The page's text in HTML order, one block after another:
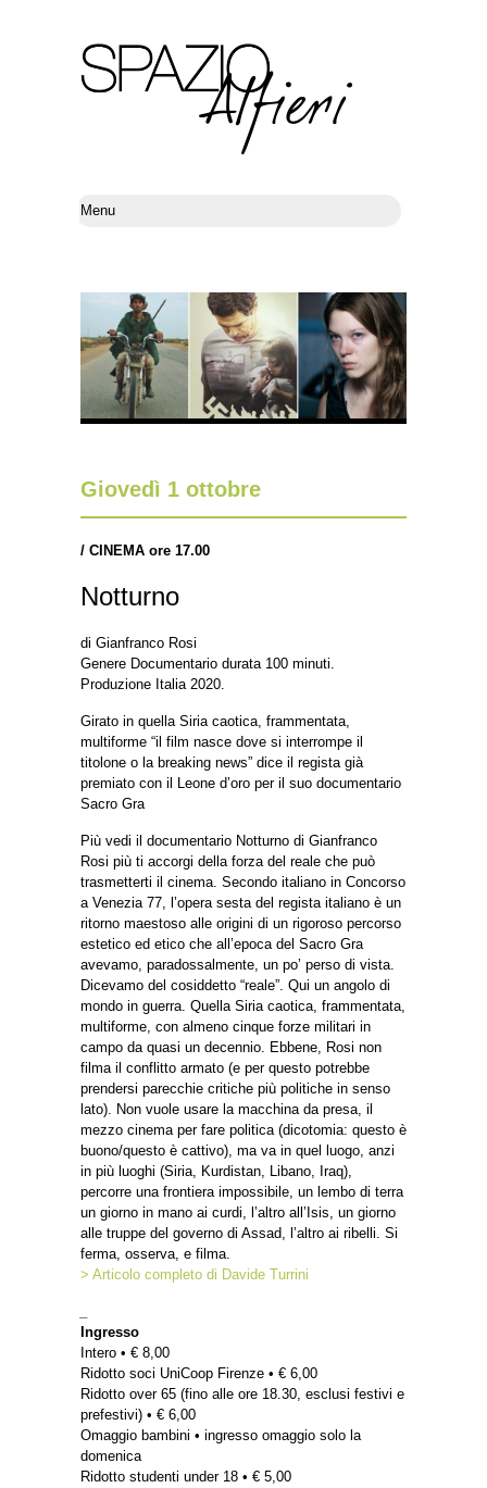
Giovedì 1 ottobre
/ CINEMA ore 17.00
Notturno
di Gianfranco Rosi
Genere Documentario durata 100 minuti.
Produzione Italia 2020.
Girato in quella Siria caotica, frammentata,
multiforme “il film nasce dove si interrompe il
titolone o la breaking news” dice il regista già
premiato con il Leone d’oro per il suo documentario
Sacro Gra
Più vedi il documentario Notturno di Gianfranco
Rosi più ti accorgi della forza del reale che può
trasmetterti il cinema. Secondo italiano in Concorso
a Venezia 77, l’opera sesta del regista italiano è un
ritorno maestoso alle origini di un rigoroso percorso
estetico ed etico che all’epoca del Sacro Gra
avevamo, paradossalmente, un po’ perso di vista.
Dicevamo del cosiddetto “reale”. Qui un angolo di
mondo in guerra. Quella Siria caotica, frammentata,
multiforme, con almeno cinque forze militari in
campo da quasi un decennio. Ebbene, Rosi non
filma il conflitto armato (e per questo potrebbe
prendersi parecchie critiche più politiche in senso
lato). Non vuole usare la macchina da presa, il
mezzo cinema per fare politica (dicotomia: questo è
buono/questo è cattivo), ma va in quel luogo, anzi
in più luoghi (Siria, Kurdistan, Libano, Iraq),
percorre una frontiera impossibile, un lembo di terra
un giorno in mano ai curdi, l’altro all’Isis, un giorno
alle truppe del governo di Assad, l’altro ai ribelli. Si
ferma, osserva, e filma.
> Articolo completo di Davide Turrini
Ingresso
Intero • € 8,00
Ridotto soci UniCoop Firenze • € 6,00
Ridotto over 65 (fino alle ore 18.30, esclusi festivi e
prefestivi) • € 6,00
Omaggio bambini • ingresso omaggio solo la
domenica
Ridotto studenti under 18 • € 5,00